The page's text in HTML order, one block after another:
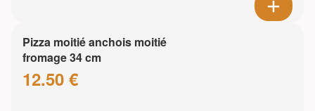
Pizza moitié anchois moitié
fromage 34 cm
12.50 €